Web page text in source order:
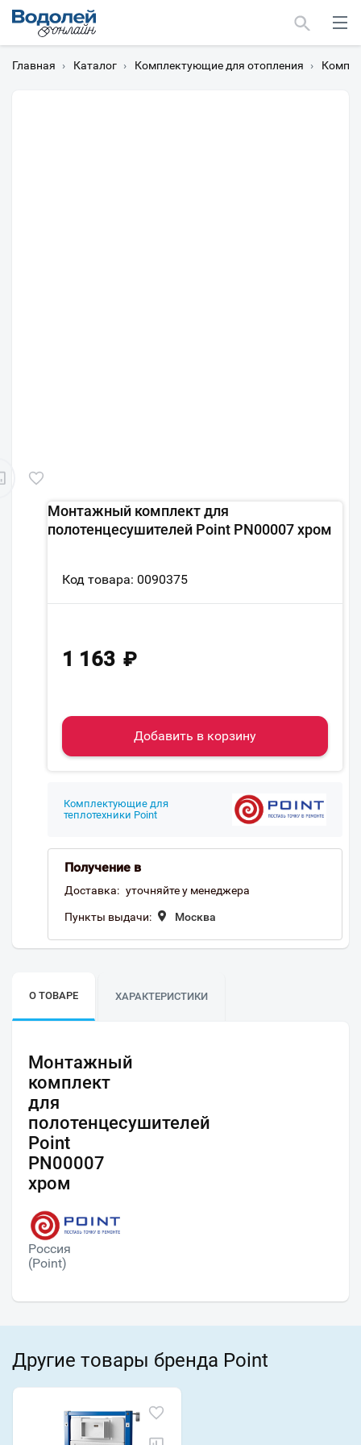
Главная › Каталог › Комплектующие для отопления ›
Монтажный комплект для
полотенцесушителей Point PN00007 хром
Код товара: 0090375
1 163 ₽
Добавить в корзину
Комплектующие для
теплотехники Point
Получение в
Доставка: уточняйте у менеджера
Пункты выдачи: Москва
О ТОВАРЕ ХАРАКТЕРИСТИКИ
Монтажный
комплект
для
полотенцесушителей
Point
PN00007
хром
Россия
(Point)
Другие товары бренда Point